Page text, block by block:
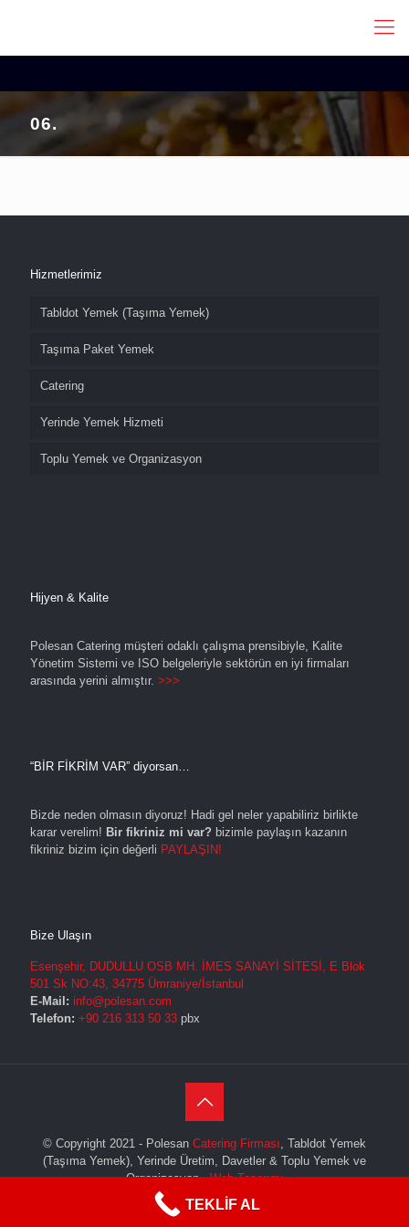
06.
Hizmetlerimiz
Tabldot Yemek (Taşıma Yemek)
Taşıma Paket Yemek
Catering
Yerinde Yemek Hizmeti
Toplu Yemek ve Organizasyon
Hijyen & Kalite
Polesan Catering müşteri odaklı çalışma prensibiyle, Kalite
Yönetim Sistemi ve ISO belgeleriyle sektörün en iyi firmaları
arasında yerini almıştır. >>>
“BİR FİKRİM VAR” diyorsan…
Bizde neden olmasın diyoruz! Hadi gel neler yapabiliriz birlikte
karar verelim! Bir fikriniz mi var? bizimle paylaşın kazanın
fikriniz bizim için değerli PAYLAŞIN!
Bize Ulaşın
Esenşehir, DUDULLU OSB MH. İMES SANAYİ SİTESİ, E Blok
501 Sk NO:43, 34775 Ümraniye/İstanbul
E-Mail: info@polesan.com
Telefon: +90 216 313 50 33 pbx
© Copyright 2021 - Polesan Catering Firması, Tabldot Yemek
(Taşıma Yemek), Yerinde Üretim, Davetler & Toplu Yemek ve
OrganizasyonWeb Tasarımı
TEKLİF AL